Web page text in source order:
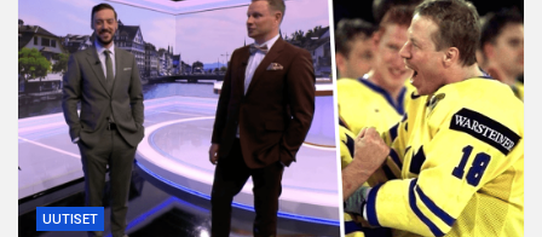
UUTISET